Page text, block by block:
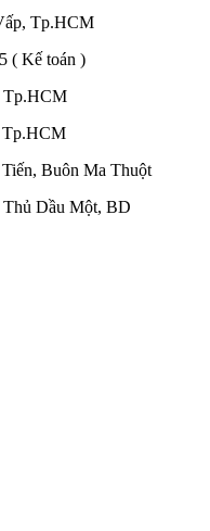
Tp.HCM
( Kế toán )
Tp.HCM
Tp.HCM
Buôn Ma Thuột
Dầu Một, BD